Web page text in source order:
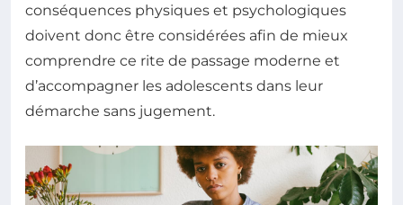
conséquences physiques et psychologiques
doivent donc être considérées afin de mieux
comprendre ce rite de passage moderne et
d’accompagner les adolescents dans leur
démarche sans jugement.